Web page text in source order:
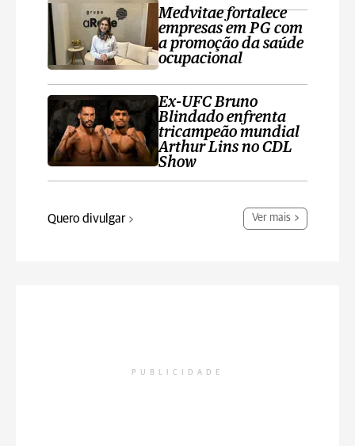
Medvitae fortalece
empresas em PG com
a promoção da saúde
ocupacional
Ex-UFC Bruno
Blindado enfrenta
tricampeão mundial
Arthur Lins no CDL
Show
Quero divulgar Ver mais
PUBLICIDADE